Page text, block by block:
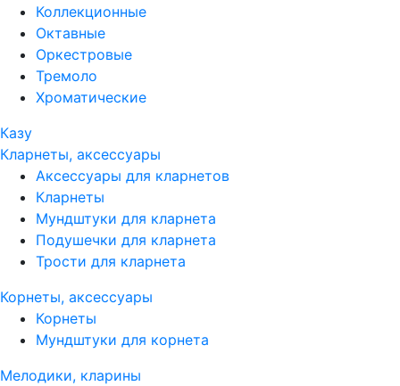
Коллекционные
Октавные
Оркестровые
Тремоло
Хроматические
Казу
Кларнеты, аксессуары
Аксессуары для кларнетов
Кларнеты
Мундштуки для кларнета
Подушечки для кларнета
Трости для кларнета
Корнеты, аксессуары
Корнеты
Мундштуки для корнета
Мелодики, кларины